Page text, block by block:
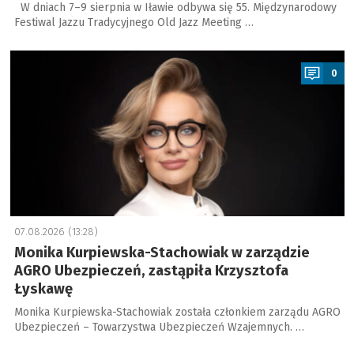
W dniach 7–9 sierpnia w Iławie odbywa się 55. Międzynarodowy
Festiwal Jazzu Tradycyjnego Old Jazz Meeting …
a
0
07.08.2026 (13:28)
Monika Kurpiewska-Stachowiak w zarządzie
AGRO Ubezpieczeń, zastąpiła Krzysztofa
Łyskawę
Monika Kurpiewska-Stachowiak została członkiem zarządu AGRO
Ubezpieczeń – Towarzystwa Ubezpieczeń Wzajemnych. …